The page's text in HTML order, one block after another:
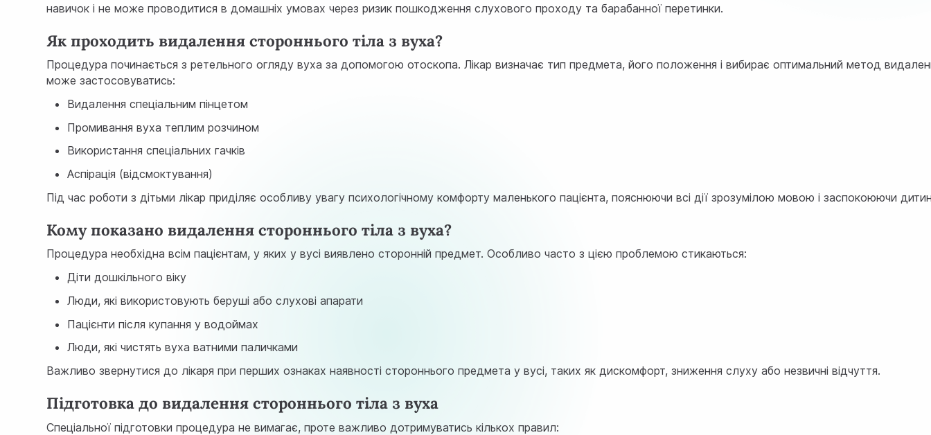
навичок і не може проводитися в домашніх умовах через ризик пошкодження слухового проходу та барабанної перетинки.
Як проходить видалення стороннього тіла з вуха?
Процедура починається з ретельного огляду вуха за допомогою отоскопа. Лікар визначає тип предмета, його положення і вибирає оптимальний метод
може застосовуватись:
Видалення спеціальним пінцетом
Промивання вуха теплим розчином
Використання спеціальних гачків
Аспірація (відсмоктування)
Під час роботи з дітьми лікар приділяє особливу увагу психологічному комфорту маленького пацієнта, пояснюючи всі дії зрозумілою мовою і заспокоюючи
Кому показано видалення стороннього тіла з вуха?
Процедура необхідна всім пацієнтам, у яких у вусі виявлено сторонній предмет. Особливо часто з цією проблемою стикаються:
Діти дошкільного віку
Люди, які використовують беруші або слухові апарати
Пацієнти після купання у водоймах
Люди, які чистять вуха ватними паличками
Важливо звернутися до лікаря при перших ознаках наявності стороннього предмета у вусі, таких як дискомфорт, зниження слуху або незвичні відчуття.
Підготовка до видалення стороннього тіла з вуха
Спеціальної підготовки процедура не вимагає, проте важливо дотримуватись кількох правил: